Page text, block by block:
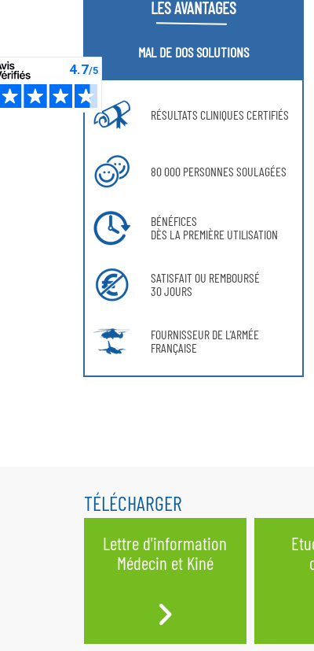
LES AVANTAGES
MAL DE DOS SOLUTIONS
RÉSULTATS CLINIQUES CERTIFIÉS
80 000 PERSONNES SOULAGÉES
BÉNÉFICES
DÈS LA PREMIÈRE UTILISATION
SATISFAIT OU REMBOURSÉ
30 JOURS
FOURNISSEUR DE L'ARMÉE
FRANÇAISE
TÉLÉCHARGER
Lettre d'information
Médecin et Kiné